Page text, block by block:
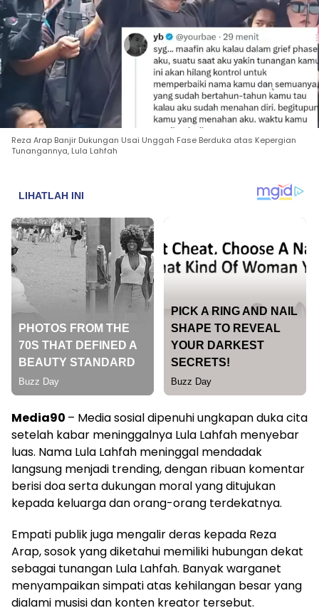
Reza Arap Banjir Dukungan Usai Unggah Fase Berduka atas Kepergian
Tunangannya, Lula Lahfah
Media90 – Media sosial dipenuhi ungkapan duka cita
setelah kabar meninggalnya Lula Lahfah menyebar
luas. Nama Lula Lahfah meninggal mendadak
langsung menjadi trending, dengan ribuan komentar
berisi doa serta dukungan moral yang ditujukan
kepada keluarga dan orang-orang terdekatnya.
Empati publik juga mengalir deras kepada Reza
Arap, sosok yang diketahui memiliki hubungan dekat
sebagai tunangan Lula Lahfah. Banyak warganet
menyampaikan simpati atas kehilangan besar yang
dialami musisi dan konten kreator tersebut.